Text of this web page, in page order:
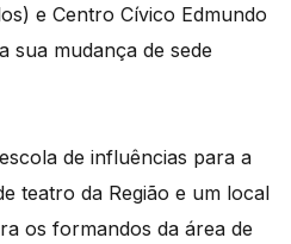
e Centro Cívico Edmundo
sua mudança de sede
de influências para a
teatro da Região e um local
os formandos da área de